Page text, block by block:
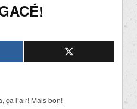
ça l’air! Mais bon!